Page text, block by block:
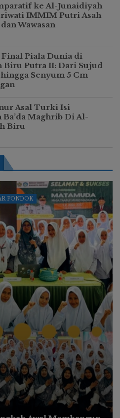
ke Al-Junaidiyah
IMMIM Putri Asah
Wawasan
Final Piala Dunia di
Biru Putra II: Dari Sujud
Senyum 5 Cm
Asal Turki Isi
Ba’da Maghrib Di Al-
Biru
BIRU
Santri MA Al-Junaidiyah